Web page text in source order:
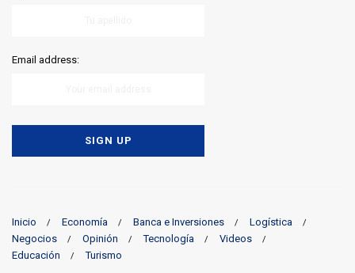
Email address:
Inicio Economía Banca e Inversiones
Logística
Negocios
Opinión Tecnología
Videos
Educación
Turismo